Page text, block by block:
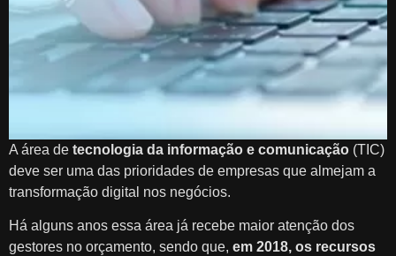
A área de tecnologia da informação e comunicação (TIC)
deve ser uma das prioridades de empresas que almejam a
transformação digital nos negócios.
Há alguns anos essa área já recebe maior atenção dos
gestores no orçamento, sendo que, em 2018, os recursos